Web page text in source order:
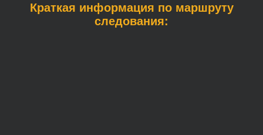
Краткая информация по маршруту
следования: